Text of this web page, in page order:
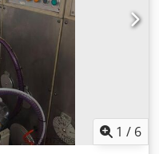
1 / 6